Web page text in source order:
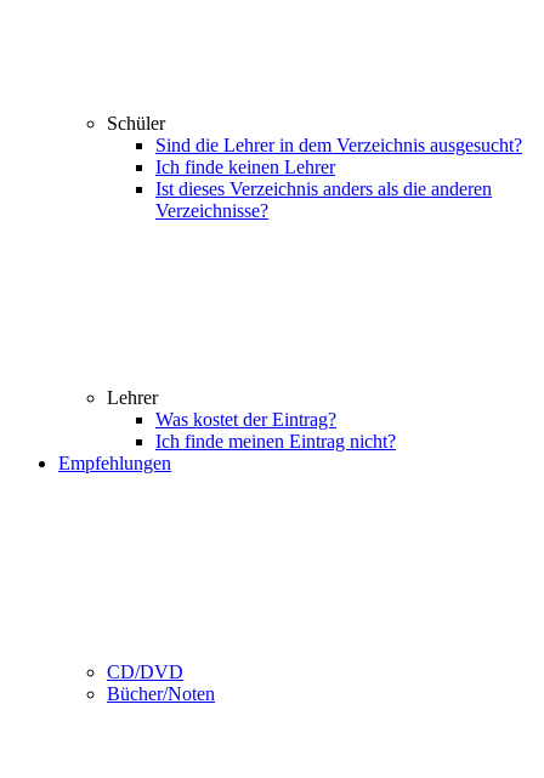
Schüler
Sind die Lehrer in dem Verzeichnis ausgesucht?
Ich finde keinen Lehrer
Ist dieses Verzeichnis anders als die anderen
Verzeichnisse?
Lehrer
Was kostet der Eintrag?
Ich finde meinen Eintrag nicht?
Empfehlungen
CD/DVD
Bücher/Noten